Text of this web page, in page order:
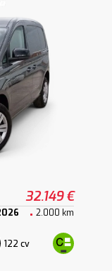
32.149 €
2.000 km
122 cv